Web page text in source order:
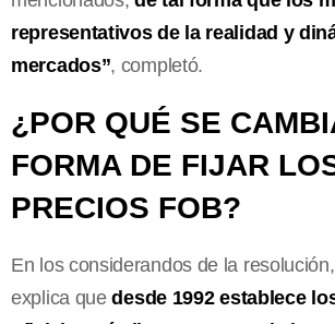
representativos de la realidad y
mercados”, completó.
¿POR QUÉ SE
FORMA DE FIJAR
PRECIOS FOB?
En los considerandos de la
explica quedesde 1992 establece